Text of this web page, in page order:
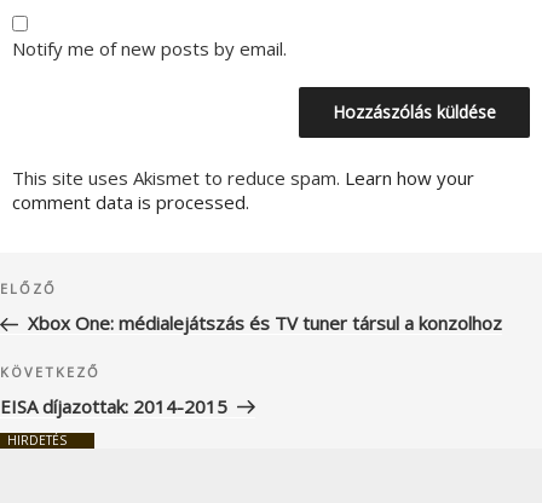
Notify me of new posts by email.
This site uses Akismet to reduce spam. Learn how your
comment data is processed.
navigáció
Korábbi
bejegyzés
ELŐZŐ
Xbox One: médialejátszás és TV tuner társul a konzolhoz
Következő
bejegyzés
KÖVETKEZŐ
EISA díjazottak: 2014-2015
HIRDETÉS